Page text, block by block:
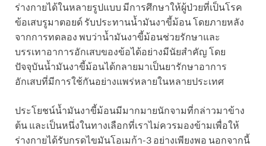
ร่างกายได้ในหลายรูปแบบ มีการศึกษาให้ผู้ป่วยที่เป็นโรค
ข้อเสบรูมาตอยด์ รับประทานน้ำมันงาขี้ม้อน โดยภายหลัง
จากการทดลอง พบว่าน้ำมันงาขี้ม้อนช่วยรักษาและ
บรรเทาอาการอักเสบของข้อได้อย่างมีนัยสำคัญ โดย
ปัจจุบันน้ำมันงาขี้ม้อนได้กลายมาเป็นยารักษาอาการ
อักเสบที่มีการใช้กันอย่างแพร่หลายในหลายประเทศ
ประโยชน์น้ำมันงาขี้ม้อนมีมากมายนักจามที่กล่าวมาข้าง
ต้น และเป็นหนึ่งในทางเลือกที่เราไม่ควรมองข้ามเพื่อให้
ร่างกายได้รับกรดไขมันโอเมก้า-3 อย่างเพียงพอ นอกจากนี้